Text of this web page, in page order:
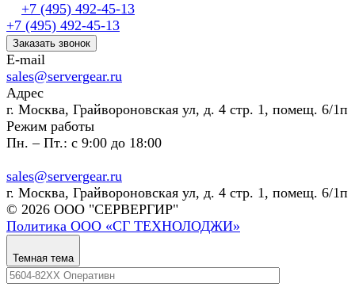
+7 (495) 492-45-13
+7 (495) 492-45-13
Заказать звонок
E-mail
sales@servergear.ru
Адрес
г. Москва, Грайвороновская ул, д. 4 стр. 1, помещ. 6/1п
Режим работы
Пн. – Пт.: с 9:00 до 18:00
sales@servergear.ru
г. Москва, Грайвороновская ул, д. 4 стр. 1, помещ. 6/1п
© 2026 ООО "СЕРВЕРГИР"
Политика ООО «СГ ТЕХНОЛОДЖИ»
Темная тема